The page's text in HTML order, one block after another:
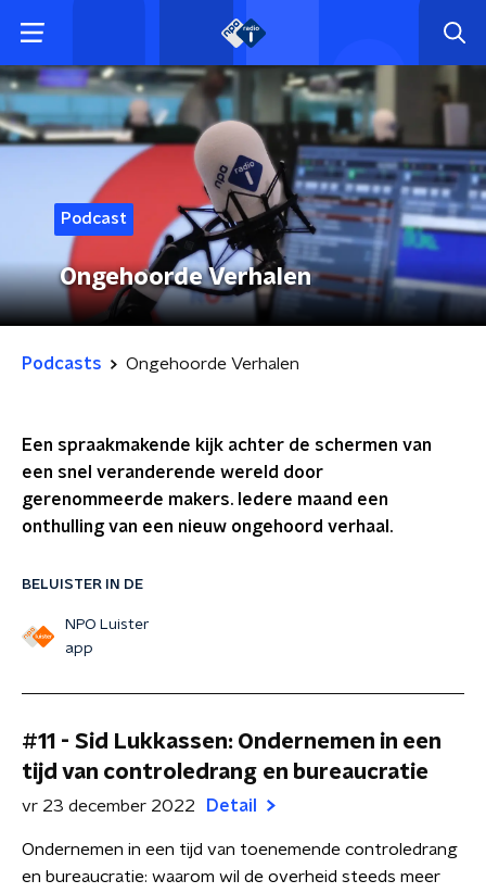
Podcast
Ongehoorde Verhalen
Podcasts Ongehoorde Verhalen
Een spraakmakende kijk achter de schermen van
een snel veranderende wereld door
gerenommeerde makers. Iedere maand een
onthulling van een nieuw ongehoord verhaal.
BELUISTER IN DE
NPO Luister
app
#11 - Sid Lukkassen: Ondernemen in een
tijd van controledrang en bureaucratie
vr 23 december 2022 Detail
Ondernemen in een tijd van toenemende controledrang
en bureaucratie: waarom wil de overheid steeds meer